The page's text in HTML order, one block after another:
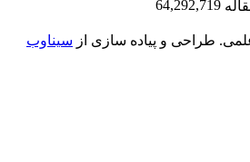
64,292,719
طراحی و پیاده سازی از سیناوب